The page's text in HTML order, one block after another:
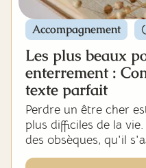
actes de décès en
départementales,
après décès,
recours au
Accompagnement
Les plus beaux
enterrement :
texte parfait
Perdre un être cher
plus difficiles de la
des obsèques, qu'il
au cimetière ou